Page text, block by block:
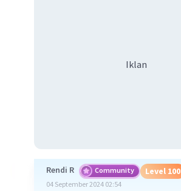
Iklan
Rendi R Community Level 100
04 September 2024 02:54